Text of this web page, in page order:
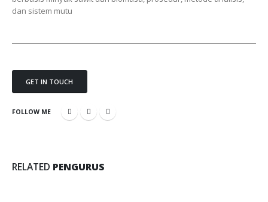
dan sistem mutu
GET IN TOUCH
FOLLOW ME
RELATED PENGURUS